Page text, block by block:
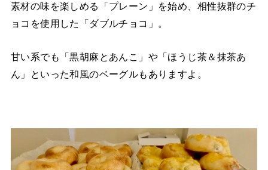
素材の味を楽しめる「プレーン」を始め、相性抜群のチ
ョコを使用した「ダブルチョコ」。
甘い系でも「黒胡麻とあんこ」や「ほうじ茶＆抹茶あ
ん」といった和風のベーグルもありますよ。